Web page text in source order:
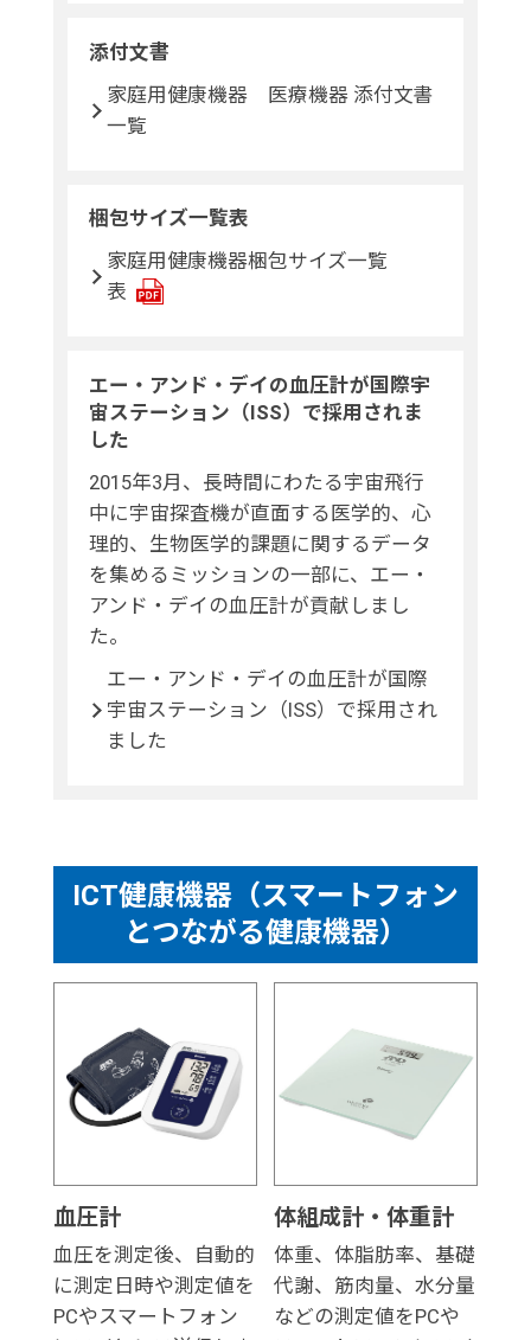
添付文書
家庭用健康機器 医療機器 添付文書
一覧
梱包サイズ一覧表
家庭用健康機器梱包サイズ一覧
表
エー・アンド・デイの血圧計が国際宇
宙ステーション（ISS）で採用されま
した
2015年3月、長時間にわたる宇宙飛行
中に宇宙探査機が直面する医学的、心
理的、生物医学的課題に関するデータ
を集めるミッションの一部に、エー・
アンド・デイの血圧計が貢献しまし
た。
エー・アンド・デイの血圧計が国際
宇宙ステーション（ISS）で採用され
ました
ICT健康機器（スマートフォン
とつながる健康機器）
血圧計
血圧を測定後、自動的
に測定日時や測定値を
PCやスマートフォン
体組成計・体重計
体重、体脂肪率、基礎
代謝、筋肉量、水分量
などの測定値をPCや